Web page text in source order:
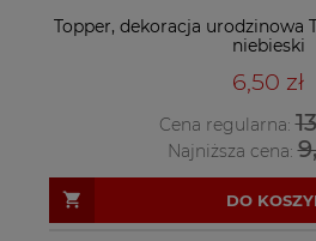
Topper, dekoracja urodzinowa
niebieski
6,50 zł
Cena regularna:
Najniższa cena:
DO